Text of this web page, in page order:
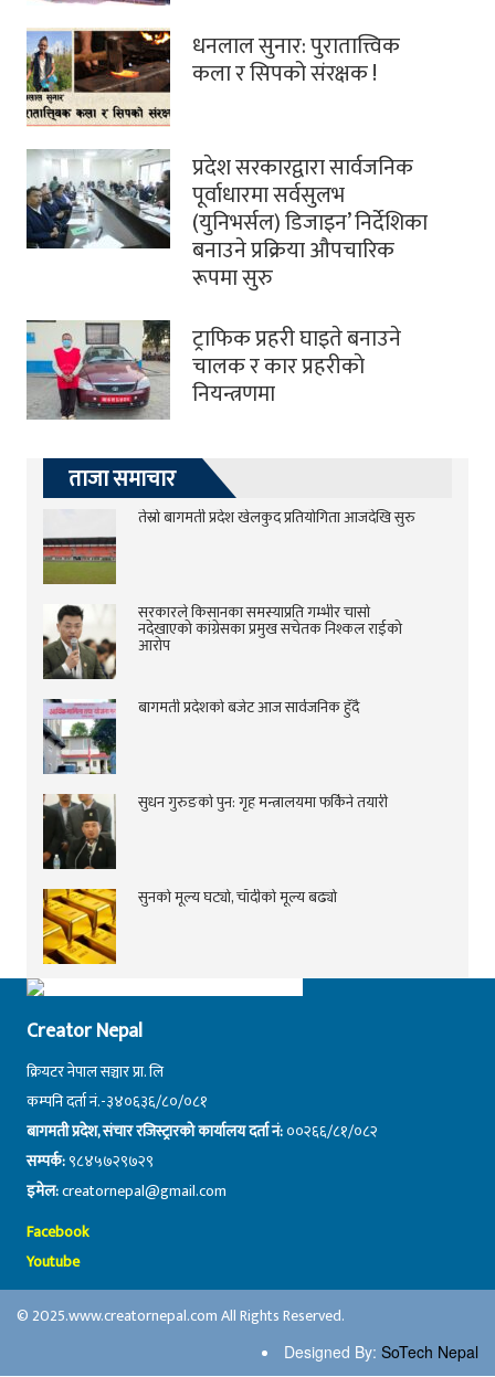
धनलाल सुनार: पुरातात्त्विक
कला र सिपको संरक्षक !
प्रदेश सरकारद्वारा सार्वजनिक
पूर्वाधारमा सर्वसुलभ
(युनिभर्सल) डिजाइन’ निर्देशिका
बनाउने प्रक्रिया औपचारिक
रूपमा सुरु
ट्राफिक प्रहरी घाइते बनाउने
चालक र कार प्रहरीकाे
नियन्त्रणमा
ताजा समाचार
तेस्रो बागमती प्रदेश खेलकुद प्रतियोगिता आजदेखि सुरु
सरकारले किसानका समस्याप्रति गम्भीर चासो
नदेखाएको कांग्रेसका प्रमुख सचेतक निश्कल राईको
आरोप
बागमती प्रदेशको बजेट आज सार्वजनिक हुँदै
सुधन गुरुङको पुन: गृह मन्त्रालयमा फर्किने तयारी
सुनको मूल्य घट्यो, चाँदीको मूल्य बढ्यो
Creator Nepal
क्रियटर नेपाल सञ्चार प्रा. लि
कम्पनि दर्ता नं.-३४०६३६/८०/०८१
बागमती प्रदेश, संचार रजिस्ट्रारको कार्यालय दर्ता नं:००२६६/८१/०८२
सम्पर्क:९८४५७२९७२९
इमेल:creatornepal@gmail.com
Facebook
Youtube
© 2025.www.creatornepal.com All Rights Reserved.
Designed By: SoTech Nepal